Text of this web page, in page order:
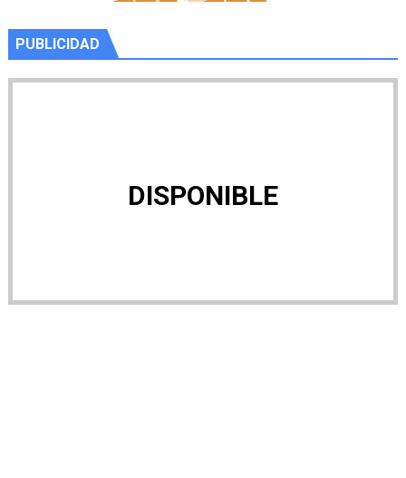
PUBLICIDAD
DISPONIBLE